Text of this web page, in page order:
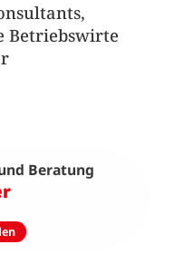
Betriebswirte
Beratung